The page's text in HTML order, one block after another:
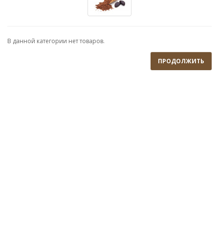
В данной категории нет товаров.
ПРОДОЛЖИТЬ